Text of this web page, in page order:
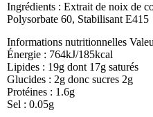
Ingrédients : Extrait de noix de
Polysorbate 60, Stabilisant
Informations nutritionnelles
Énergie : 764kJ/185kcal
Lipides : 19g dont 17g saturés
Glucides : 2g donc sucres 2g
Protéines : 1.6g
Sel : 0.05g